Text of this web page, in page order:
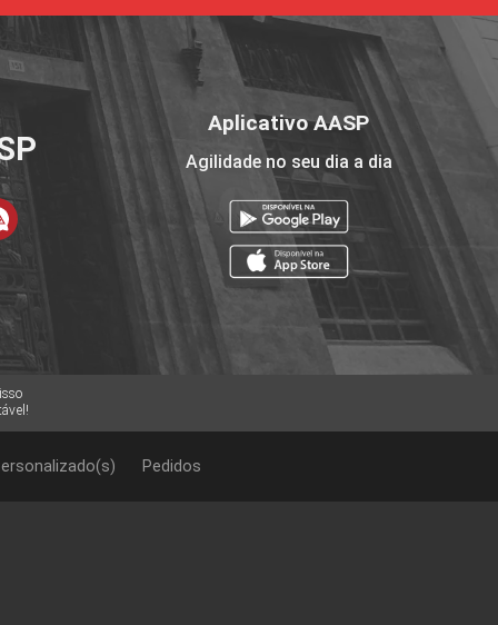
Aplicativo AASP
Agilidade no seu dia a dia
Pedidos